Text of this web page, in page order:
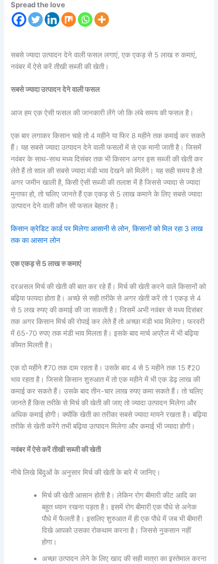
Spread the love
सबसे ज्यादा उत्पादन देने वाली फसल लगाएं, एक एकड़ से 5 लाख रु कमाएं,
नवंबर में ऐसे करें तीखी सब्जी की खेती।
सबसे ज्यादा उत्पादन देने वाली फसल
आज हम एक ऐसी फसल की जानकारी लेंगे जो कि लंबे समय की फसल है।
एक बार लगाकर किसान चाहे तो 4 महीने या फिर 8 महीने तक कमाई कर सकते
हैं। यह सबसे ज्यादा उत्पादन देने वाली फसलों में से एक मानी जाती है। जिसमें
नवंबर के साथ-साथ मध्य दिसंबर तक भी किसान अगर इस सब्जी की खेती कर
लेते हैं तो साल की सबसे ज्यादा मंडी भाव देखने को मिलेंगे। यह सही समय है तो
अगर जमीन खाली है, किसी ऐसी सब्जी की तलाश में है जिससे ज्यादा से ज्यादा
मुनाफा हो, तो चलिए जानते हैं एक एकड़ से 5 लाख कमाने के लिए सबसे ज्यादा
उत्पादन देने वाली कौन सी फसल बेहतर है।
किसान क्रेडिट कार्ड पर मिलेगा आसानी से लोन, किसानों को मिल रहा 3 लाख
तक का आसान लोन
एक एकड़ से 5 लाख रु कमाएं
दरअसल मिर्च की खेती की बात कर रहे हैं। मिर्च की खेती करने वाले किसानों को
बढ़िया फायदा होता है। अच्छे से सही तरीके से अगर खेती करें तो 1 एकड़ से 4
से 5 लख रुपए की कमाई की जा सकती है। जिसमें अभी नवंबर से मध्य दिसंबर
तक अगर किसान मिर्च की रोपाई कर लेते हैं तो अच्छा मंडी भाव मिलेगा। फरवरी
में 65-70 रुपए तक मंडी भाव मिलता है। इसके बाद मार्च अप्रैल में भी बढ़िया
कीमत मिलती है।
एक दो महीने ₹70 तक दाम रहता है। उसके बाद 4 से 5 महीने तक 15 ₹20
भाव रहता है। जिससे किसान शुरुआत में तो एक महीने में भी एक डेढ़ लाख की
कमाई कर सकते हैं। उसके बाद तीन-चार लाख रुपए कमा सकते हैं। तो चलिए
जानते हैं किस तरीके से मिर्च की खेती की जाए तो ज्यादा उत्पादन मिलेगा और
अधिक कमाई होगी। क्योंकि खेती का तरीका सबसे ज्यादा मायने रखता है। बढ़िया
तरीके से खेती करेंगे तभी बढ़िया उत्पादन मिलेगा और कमाई भी ज्यादा होगी।
नवंबर में ऐसे करें तीखी सब्जी की खेती
नीचे लिखे बिंदुओं के अनुसार मिर्च की खेती के बारे में जानिए।
मिर्च की खेती आसान होती है। लेकिन रोग बीमारी कीट आदि का
बहुत ध्यान रखना पड़ता है। इसमें रोग बीमारी एक पौधे से अनेक
पौधे में फैलती है। इसलिए शुरुआत में ही एक पौधे में जब भी बीमारी
दिखे आपको उसका रोकथाम करना है। जिससे नुकसान नहीं
होगा।
अच्छा उत्पादन लेने के लिए खाद की सही मात्रा का इस्तेमाल करना